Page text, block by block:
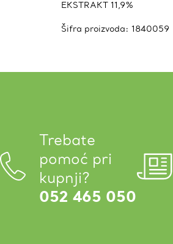
EKSTRAKT 11,9%
Šifra proizvoda: 1840059
Trebate
pomoć pri
kupnji?
052 465 050